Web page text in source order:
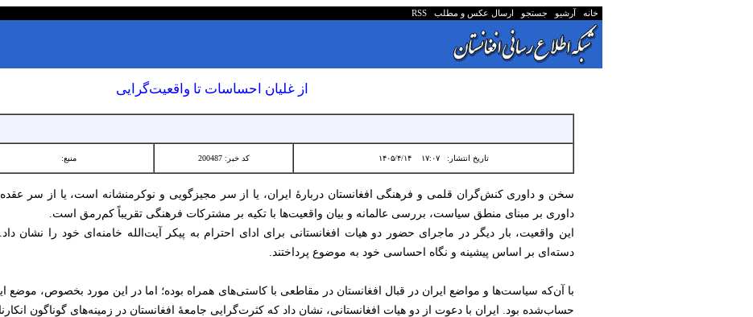
خانه آرشیو جستجو ارسال عکس و مطلب RSS
از غلیان احساسات‌ تا واقعیت‌گرایی
تاریخ انتشار:۱۷:۰۷ ۱۴۰۵/۴/۱۴ کد خبر: 200487 منبع:
سخن و داوری کنش‌گران قلمی و فرهنگی افغانستان دربارهٔ ایران، یا از سر مجیزگویی و نوکرمنشانه است، یا از سر
داوری بر مبنای منطق سیاست، بررسی عالمانه و بیان واقعیت‌ها با تکیه بر مشترکات فرهنگی تقریباً کم‌رمق است.
این واقعیت، بار دیگر در ماجرای حضور دو هیات افغانستانی برای ادای احترام به پیکر آیت‌الله خامنه‌ای خود را نشان
دسته‌ای بر اساس پیشینه و نگاه احساسی خود به موضوع پرداختند.
با آن‌که سیاست‌ها و مواضع ایران در قبال افغانستان در مقاطعی با کاستی‌های همراه بوده‌؛ اما در این مورد بخصوص، موضع
حساب‌شده بود. ایران با دعوت از دو هیات افغانستانی، نشان داد که کثرت‌گرایی جامعهٔ افغانستان در زمینه‌های گوناگون